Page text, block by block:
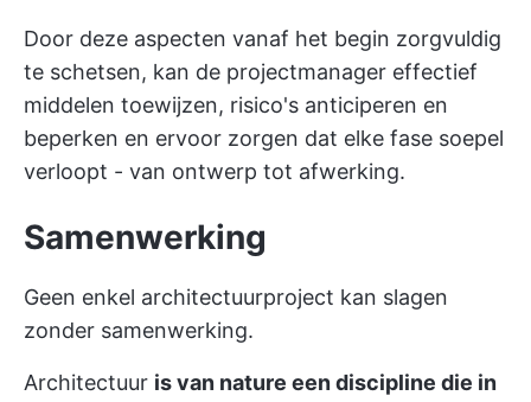
Door deze aspecten vanaf het begin zorgvuldig
te schetsen, kan de projectmanager effectief
middelen toewijzen, risico's anticiperen en
beperken en ervoor zorgen dat elke fase soepel
verloopt - van ontwerp tot afwerking.
Samenwerking
Geen enkel architectuurproject kan slagen
zonder samenwerking.
Architectuur is van nature een discipline die in